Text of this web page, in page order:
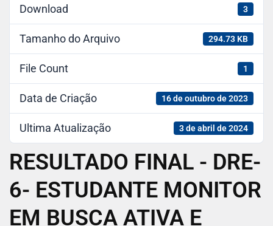
Download 3
Tamanho do Arquivo 294.73 KB
File Count 1
Data de Criação 16 de outubro de 2023
Ultima Atualização 3 de abril de 2024
RESULTADO FINAL - DRE-
6- ESTUDANTE MONITOR
EM BUSCA ATIVA E